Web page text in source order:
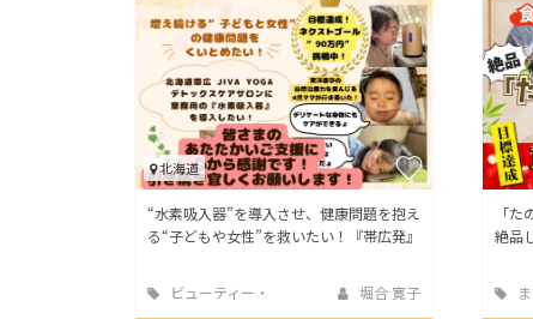
北海道
“水素吸入器”を導入させ、健康問題を抱え
る“子どもや女性”を救いたい！『帯広発』
ビューティー・
ヘルスケア
堀合 寛子
「
絶品
地域